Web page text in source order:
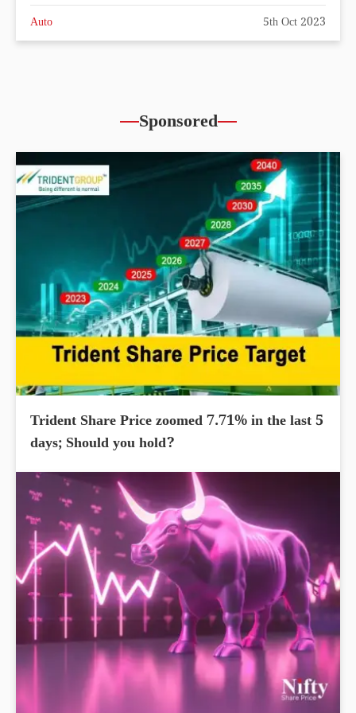
Auto 5th Oct 2023
Sponsored
Trident Share Price zoomed 7.71% in the last 5
days; Should you hold?